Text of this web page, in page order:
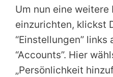
Um nun eine weitere
einzurichten, klickst
“Einstellungen” links
“Accounts”. Hier
„Persönlichkeit